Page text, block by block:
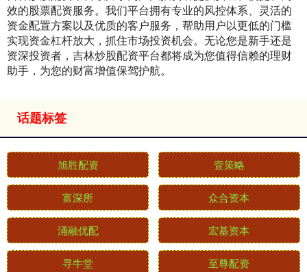
效的股票配资服务。我们平台拥有专业的风控体系、灵活的
资金配置方案以及优质的客户服务，帮助用户以更低的门槛
实现资金杠杆放大，抓住市场投资机会。无论您是新手还是
资深投资者，吉林炒股配资平台都将成为您值得信赖的理财
助手，为您的财富增值保驾护航。
话题标签
旭胜配资 壹策略
富深所 众合资本
涌融优配 宏基资本
寻牛堂 至尊配资